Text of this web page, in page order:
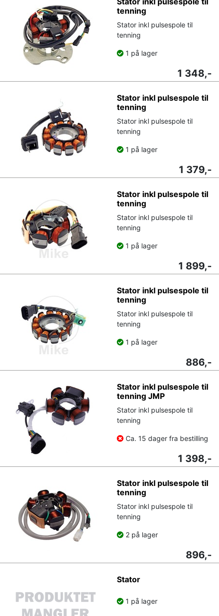
tenning
Stator inkl pulsespole til
tenning
1 på lager
1 348,-
Stator inkl pulsespole til
tenning
Stator inkl pulsespole til
tenning
1 på lager
1 379,-
Stator inkl pulsespole til
tenning
Stator inkl pulsespole til
tenning
1 på lager
1 899,-
Stator inkl pulsespole til
tenning
Stator inkl pulsespole til
tenning
1 på lager
886,-
Stator inkl pulsespole til
tenning JMP
Stator inkl pulsespole til
tenning
Ca. 15 dager fra bestilling
1 398,-
Stator inkl pulsespole til
tenning
Stator inkl pulsespole til
tenning
2 på lager
896,-
Stator
1 på lager